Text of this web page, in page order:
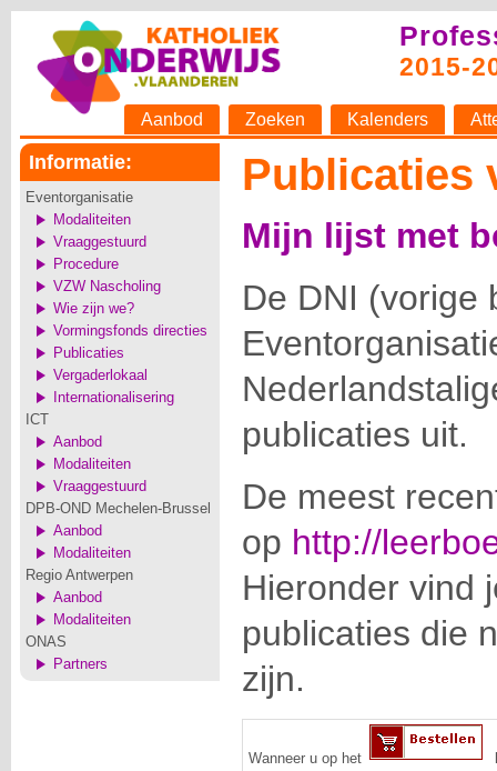
2015-
Aanbod Zoeken Kalenders
Informatie:
Eventorganisatie
Modaliteiten
Vraaggestuurd
Procedure
VZW Nascholing
Wie zijn we?
Vormingsfonds directies
Publicaties
Vergaderlokaal
Internationalisering
ICT
Aanbod
Modaliteiten
Vraaggestuurd
DPB-OND Mechelen-Brussel
Aanbod
Modaliteiten
Regio Antwerpen
Aanbod
Modaliteiten
ONAS
Partners
Publicaties
Mijn lijst met
De DNI (vorige
publicaties uit.
De meest
op http://
Hieronder vind
publicaties die
zijn.
Wanneer u op het